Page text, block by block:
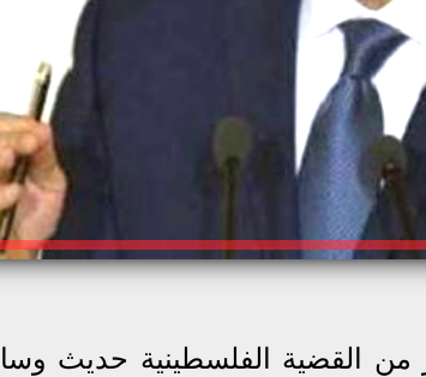
الفلسطينية حديث وسائل